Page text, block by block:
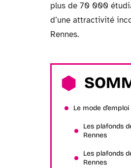
plus de 70 000
d’une attractivité
Rennes.
Le mode
Les plafonds
Rennes
Les plafonds
Rennes